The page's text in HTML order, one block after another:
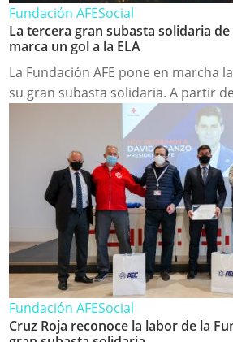
Fundación AFESocial
La tercera gran subasta solidaria de
marca un gol a la ELA
La Fundación AFE pone en marcha
su gran subasta solidaria. A partir
Fundación AFESocial
Cruz Roja reconoce la labor de la